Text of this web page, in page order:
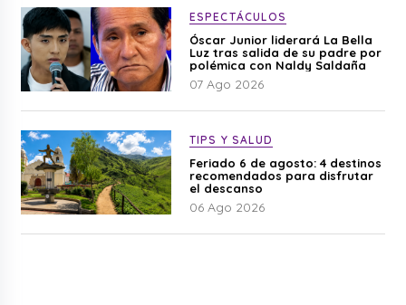
ESPECTÁCULOS
Óscar Junior liderará La Bella
Luz tras salida de su padre por
polémica con Naldy Saldaña
07 Ago 2026
TIPS Y SALUD
Feriado 6 de agosto: 4 destinos
recomendados para disfrutar
el descanso
06 Ago 2026